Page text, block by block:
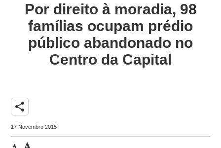
Por direito à moradia, 98
famílias ocupam prédio
público abandonado no
Centro da Capital
share
17 Novembro 2015